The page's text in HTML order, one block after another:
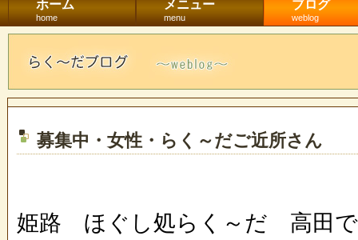
ホーム
home
メニュー
menu
ブログ
weblog
募集中・女性・らく～だご近所さん
姫路 ほぐし処らく～だ 高田